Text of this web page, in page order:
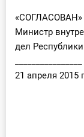
«СОГЛАСОВАН»
Министр
дел
21 апреля 2015